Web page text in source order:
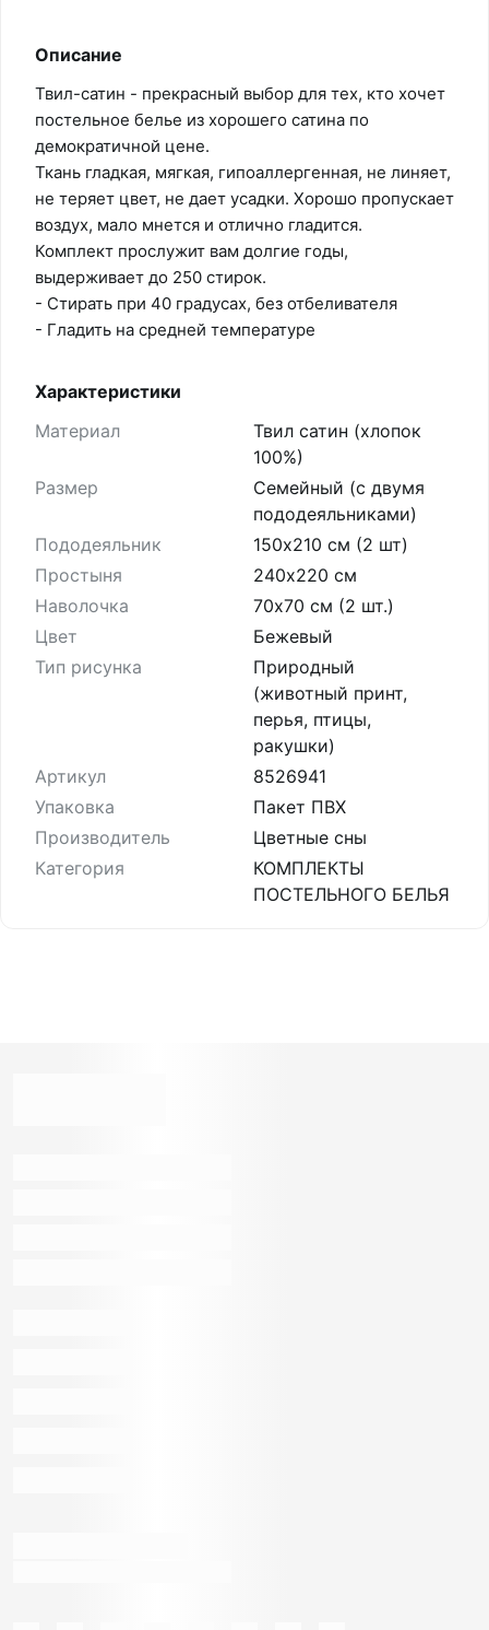
Описание
Твил-сатин - прекрасный выбор для тех, кто хочет
постельное белье из хорошего сатина по
демократичной цене.
Ткань гладкая, мягкая, гипоаллергенная, не линяет,
не теряет цвет, не дает усадки. Хорошо пропускает
воздух, мало мнется и отлично гладится.
Комплект прослужит вам долгие годы,
выдерживает до 250 стирок.
- Стирать при 40 градусах, без отбеливателя
- Гладить на средней температуре
Характеристики
Материал
Твил сатин (хлопок
100%)
Размер
Семейный (с двумя
пододеяльниками)
Пододеяльник
150х210 см (2 шт)
Простыня
240х220 см
Наволочка
70х70 см (2 шт.)
Цвет
Бежевый
Тип рисунка
Природный
(животный принт,
перья, птицы,
ракушки)
Артикул
8526941
Упаковка
Пакет ПВХ
Производитель
Цветные сны
Категория
КОМПЛЕКТЫ
ПОСТЕЛЬНОГО БЕЛЬЯ